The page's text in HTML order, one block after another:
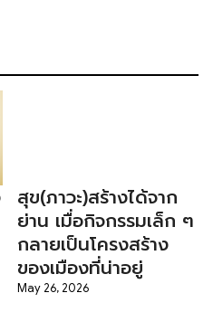
สุข(ภาวะ)สร้างได้จาก
ย่าน เมื่อกิจกรรมเล็ก ๆ
กลายเป็นโครงสร้าง
ของเมืองที่น่าอยู่
May 26, 2026